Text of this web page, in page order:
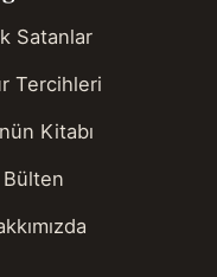
Satanlar
Tercihleri
Kitabı
Bülten